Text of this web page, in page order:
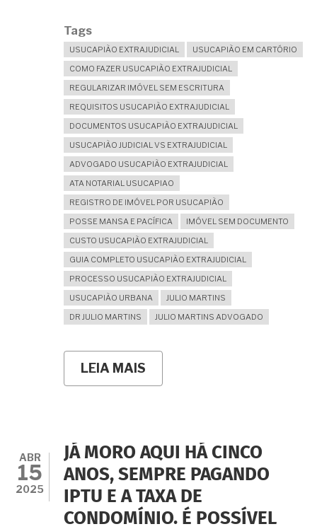
Tags
USUCAPIÃO EXTRAJUDICIAL
USUCAPIÃO EM CARTÓRIO
COMO FAZER USUCAPIÃO EXTRAJUDICIAL
REGULARIZAR IMÓVEL SEM ESCRITURA
REQUISITOS USUCAPIÃO EXTRAJUDICIAL
DOCUMENTOS USUCAPIÃO EXTRAJUDICIAL
USUCAPIÃO JUDICIAL VS EXTRAJUDICIAL
ADVOGADO USUCAPIÃO EXTRAJUDICIAL
ATA NOTARIAL USUCAPIAO
REGISTRO DE IMÓVEL POR USUCAPIÃO
POSSE MANSA E PACÍFICA
IMÓVEL SEM DOCUMENTO
CUSTO USUCAPIÃO EXTRAJUDICIAL
GUIA COMPLETO USUCAPIÃO EXTRAJUDICIAL
PROCESSO USUCAPIÃO EXTRAJUDICIAL
USUCAPIÃO URBANA
JULIO MARTINS
DR JULIO MARTINS
JULIO MARTINS ADVOGADO
LEIA MAIS
USUCAPIÃO
PARA
REGULARIZAR
SEU
IMÓVEL
EM
CARTÓRIO
ABR
15
2025
JÁ MORO AQUI HÁ CINCO
ANOS, SEMPRE PAGANDO
IPTU E A TAXA DE
CONDOMÍNIO. É POSSÍVEL